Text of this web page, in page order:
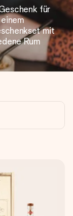
uns mit
aller Länder, in
für
mit
Rum